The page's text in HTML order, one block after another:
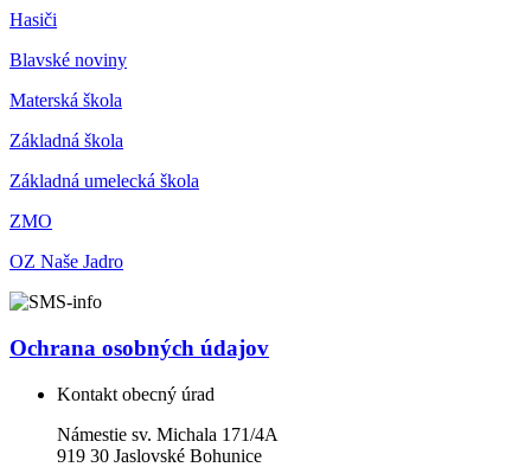
Hasiči
Blavské noviny
Materská škola
Základná škola
Základná umelecká škola
ZMO
OZ Naše Jadro
Ochrana osobných údajov
Kontakt obecný úrad
Námestie sv. Michala 171/4A
919 30 Jaslovské Bohunice